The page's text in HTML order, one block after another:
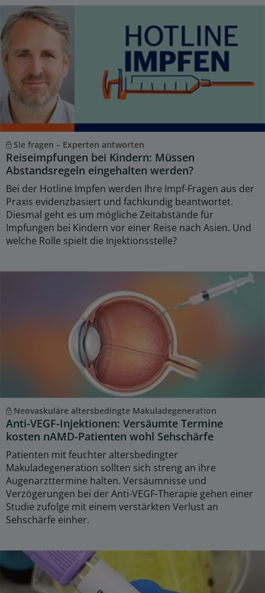
Sie fragen – Experten antworten
Reiseimpfungen bei Kindern: Müssen
Abstandsregeln eingehalten werden?
Bei der Hotline Impfen werden Ihre Impf-Fragen aus der
Praxis evidenzbasiert und fachkundig beantwortet.
Diesmal geht es um mögliche Zeitabstände für
Impfungen bei Kindern vor einer Reise nach Asien. Und
welche Rolle spielt die Injektionsstelle?
Neovaskuläre altersbedingte Makuladegeneration
Anti-VEGF-Injektionen: Versäumte Termine
kosten nAMD-Patienten wohl Sehschärfe
Patienten mit feuchter altersbedingter
Makuladegeneration sollten sich streng an ihre
Augenarzttermine halten. Versäumnisse und
Verzögerungen bei der Anti-VEGF-Therapie gehen einer
Studie zufolge mit einem verstärkten Verlust an
Sehschärfe einher.